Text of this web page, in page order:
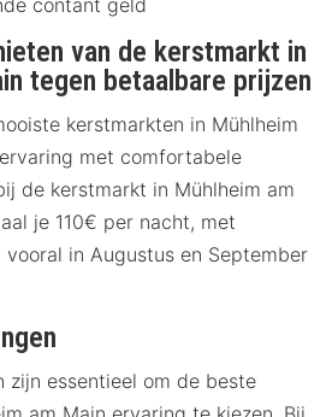
van de kerstmarkt in
tegen betaalbare prijzen
kerstmarkten in Mühlheim
met comfortabele
de kerstmarkt in Mühlheim am
je 110€ per nacht, met
in Augustus en September
zijn essentieel om de beste